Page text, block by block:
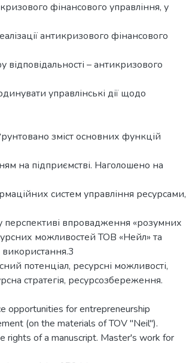
фінансового управління, у
антикризового фінансового
відповідальності – антикризового
управлінські дії щодо
зміст основних функцій
на підприємстві. Наголошено на
систем управління ресурсами,
перспективі впровадження «розумних
можливостей ТОВ «Нейл» та
потенціал, ресурсні можливості,
стратегія, ресурсозбереження.
opportunities for entrepreneurship
(on the materials of TOV "Neil").
rights of a manuscript. Master's work for